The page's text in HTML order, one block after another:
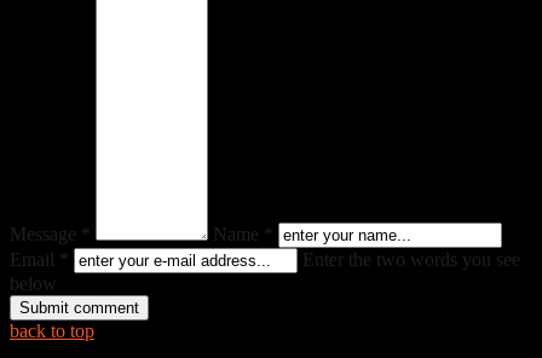
Message *
Name *
Email *
Enter the two words you see
below
back to top